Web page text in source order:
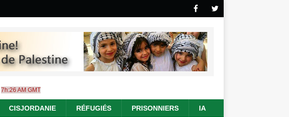
7h:26 AM GMT
CISJORDANIE RÉFUGIÉS PRISONNIERS IA